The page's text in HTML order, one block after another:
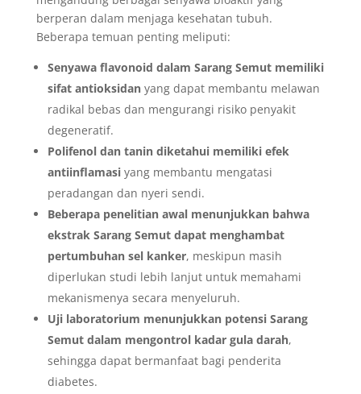
berperan dalam menjaga kesehatan tubuh.
Beberapa temuan penting meliputi:
Senyawa flavonoid dalam Sarang Semut memiliki
sifat antioksidanyang dapat membantu melawan
radikal bebas dan mengurangi risiko penyakit
degeneratif.
Polifenol dan tanin diketahui memiliki efek
antiinflamasiyang membantu mengatasi
peradangan dan nyeri sendi.
Beberapa penelitian awal menunjukkan bahwa
ekstrak Sarang Semut dapat menghambat
pertumbuhan sel kanker, meskipun masih
diperlukan studi lebih lanjut untuk memahami
mekanismenya secara menyeluruh.
Uji laboratorium menunjukkan potensi Sarang
Semut dalam mengontrol kadar gula darah,
sehingga dapat bermanfaat bagi penderita
diabetes.